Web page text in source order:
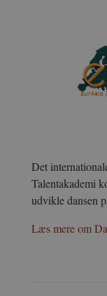
Det
Talentakademi
udvikle dansen
Læs mere om